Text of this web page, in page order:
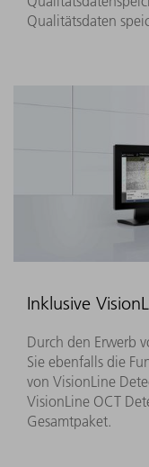
Qualitätsdaten
Inklusive
Durch den Erwerb
Sie ebenfalls die
von VisionLine
VisionLine OCT
Gesamtpaket.